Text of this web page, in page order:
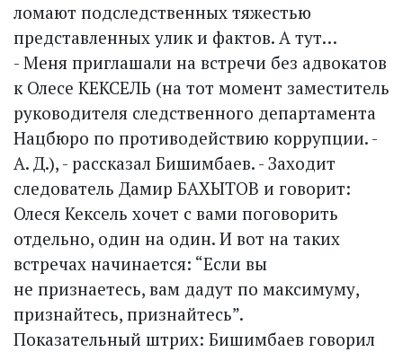
ломают подследственных тяжестью
представленных улик и фактов. А тут…
- Меня приглашали на встречи без адвокатов
к Олесе КЕКСЕЛЬ (на тот момент заместитель
руководителя следственного департамента
Нацбюро по противодействию коррупции. -
А. Д.), - рассказал Бишимбаев. - Заходит
следователь Дамир БАХЫТОВ и говорит:
Олеся Кексель хочет с вами поговорить
отдельно, один на один. И вот на таких
встречах начинается: “Если вы
не признаетесь, вам дадут по максимуму,
признайтесь, признайтесь”.
Показательный штрих: Бишимбаев говорил